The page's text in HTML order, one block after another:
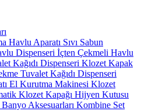
Havlu Aparatı Sıvı Sabun
Dispenseri İçten Çekmeli Havlu
Kağıdı Dispenseri Klozet Kapak
Tuvalet Kağıdı Dispenseri
El Kurutma Makinesi Klozet
Klozet Kapağı Hijyen Kutusu
Banyo Aksesuarları Kombine Set